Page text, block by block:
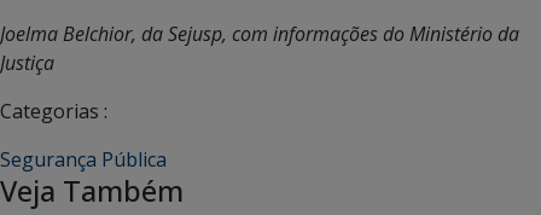
Joelma Belchior, da Sejusp, com informações do Ministério da
Justiça
Categorias :
Segurança Pública
Veja Também